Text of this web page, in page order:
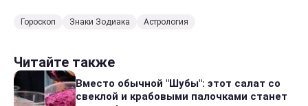
Гороскоп Знаки Зодиака Астрология
Читайте также
Вместо обычной "Шубы": этот салат со
свеклой и крабовыми палочками станет